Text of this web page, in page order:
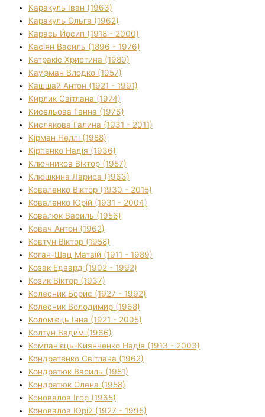
Каракуль Іван (1963)
Каракуль Ольга (1962)
Карась Йосип (1918 - 2000)
Касіян Василь (1896 - 1976)
Катракіс Христина (1980)
Кауфман Влодко (1957)
Кашшай Антон (1921 - 1991)
Кирлик Світлана (1974)
Кисельова Ганна (1976)
Кислякова Галина (1931 - 2011)
Кірман Неллі (1988)
Кірпенко Надія (1936)
Ключников Віктор (1957)
Клюшкина Лариса (1963)
Коваленко Віктор (1930 - 2015)
Коваленко Юрій (1931 - 2004)
Ковалюк Василь (1956)
Ковач Антон (1962)
Ковтун Віктор (1958)
Коган-Шац Матвій (1911 - 1989)
Козак Едвард (1902 - 1992)
Козик Віктор (1937)
Колесник Борис (1927 - 1992)
Колесник Володимир (1968)
Коломієць Інна (1921 - 2005)
Колтун Вадим (1966)
Компанієць-Киянченко Надія (1913 - 2003)
Кондратенко Світлана (1962)
Кондратюк Василь (1951)
Кондратюк Олена (1958)
Коновалов Ігор (1965)
Коновалов Юрій (1927 - 1995)